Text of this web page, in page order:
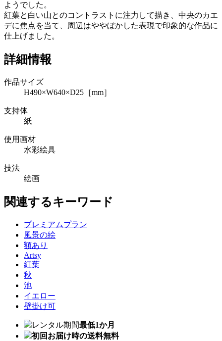
ようでした。
紅葉と白い山とのコントラストに注力して描き、中央のカエ
デに焦点を当て、周辺はややぼかした表現で印象的な作品に
仕上げました。
詳細情報
作品サイズ
H490×W640×D25［mm］
支持体
紙
使用画材
水彩絵具
技法
絵画
関連するキーワード
プレミアムプラン
風景の絵
額あり
Artsy
紅葉
秋
池
イエロー
壁掛け可
レンタル期間最低1か月
初回お届け時の送料無料